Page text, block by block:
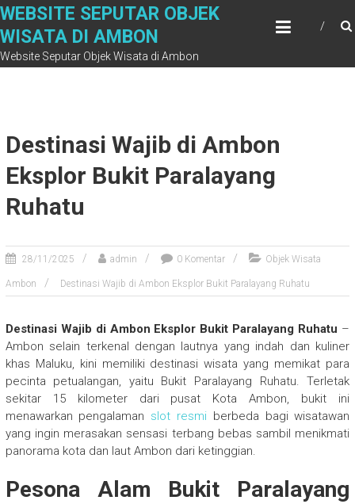
Skip
content
WEBSITE SEPUTAR OBJEK
WISATA DI AMBON
Website Seputar Objek Wisata di Ambon
Destinasi Wajib di Ambon
Eksplor Bukit Paralayang
Ruhatu
28/11/2025 admin 0 Komentar Objek Wisata
Ambon Destinasi Wajib di Ambon Eksplor Bukit Paralayang Ruhatu
Destinasi Wajib di Ambon Eksplor Bukit Paralayang Ruhatu –
Ambon selain terkenal dengan lautnya yang indah dan kuliner
khas Maluku, kini memiliki destinasi wisata yang memikat para
pecinta petualangan, yaitu Bukit Paralayang Ruhatu. Terletak
sekitar 15 kilometer dari pusat Kota Ambon, bukit ini
menawarkan pengalaman slot resmi berbeda bagi wisatawan
yang ingin merasakan sensasi terbang bebas sambil menikmati
panorama kota dan laut Ambon dari ketinggian.
Pesona Alam Bukit Paralayang